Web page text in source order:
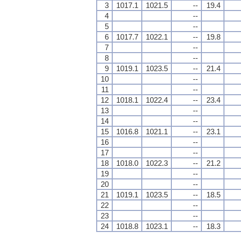
3
1017.1 1021.5 -- 19.4
4
--
5
--
6
1017.7 1022.1 -- 19.8
7
--
8
--
9
1019.1 1023.5 -- 21.4
10
--
11
--
12
1018.1 1022.4 -- 23.4
13
--
14
--
15
1016.8 1021.1 -- 23.1
16
--
17
--
18
1018.0 1022.3 -- 21.2
19
--
20
--
21
1019.1 1023.5 -- 18.5
22
--
23
--
24
1018.8 1023.1 -- 18.3